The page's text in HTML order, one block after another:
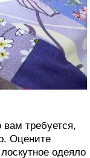
вам требуется,
Оцените
одеяло